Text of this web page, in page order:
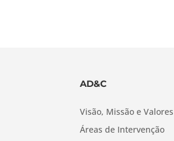
AD&C
Visão, Missão e Valores
Áreas de Intervenção